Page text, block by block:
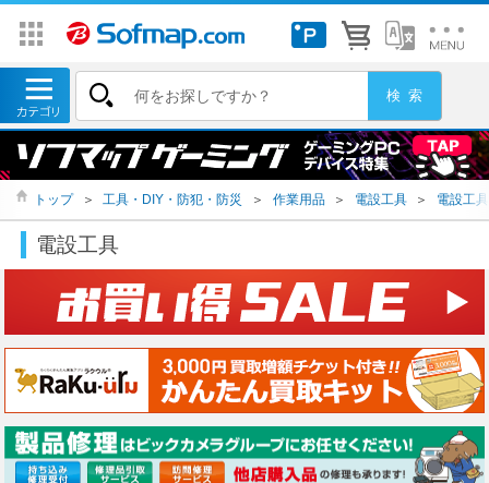
トップ ＞ 工具・DIY・防犯・防災 ＞ 作業用品 ＞ 電設工具 ＞ 電設工具
電設工具